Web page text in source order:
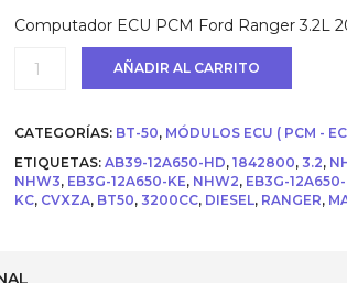
era:
USD
$ 1599.
es:
USD
$ 1299.
Computador ECU PCM Ford Ranger 3.2L
Ecu
/
Computador
)
para
Ford
3.2L
AÑADIR AL CARRITO
CATEGORÍAS: BT-50, MÓDULOS ECU ( PCM -
ETIQUETAS: AB39-12A650-HD, 1842800, 3.2,
NHW3, EB3G-12A650-KE, NHW2, EB3G-
KC, CVXZA, BT50, 3200CC, DIESEL, RANGER,